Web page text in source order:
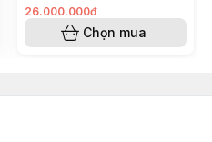
26.000.000đ
Chọn mua